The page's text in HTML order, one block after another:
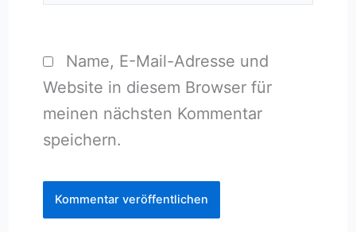
Name, E-Mail-Adresse und
Website in diesem Browser für
meinen nächsten Kommentar
speichern.